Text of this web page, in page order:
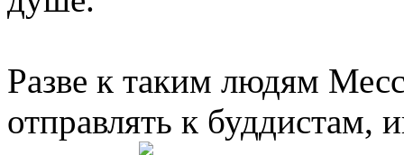
Разве к таким людям
отправлять к буддистам,